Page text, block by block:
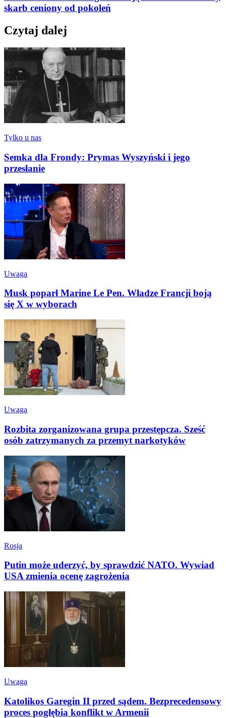
skarb ceniony od pokoleń
Czytaj dalej
Tylko u nas
Semka dla Frondy: Prymas Wyszyński i jego
przesłanie
Uwaga
Musk poparł Marine Le Pen. Władze Francji boją
się X w wyborach
Uwaga
Rozbita zorganizowana grupa przestępcza. Sześć
osób zatrzymanych za przemyt narkotyków
Rosja
Putin może uderzyć, by sprawdzić NATO. Wywiad
USA zmienia ocenę zagrożenia
Uwaga
Katolikos Garegin II przed sądem. Bezprecedensowy
proces pogłębia konflikt w Armenii